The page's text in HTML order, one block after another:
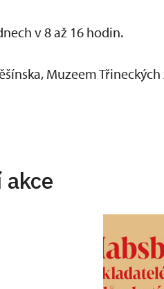
v 8 až 16 hodin.
Muzeem
akce